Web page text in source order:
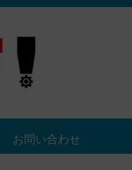
お問い合わせ